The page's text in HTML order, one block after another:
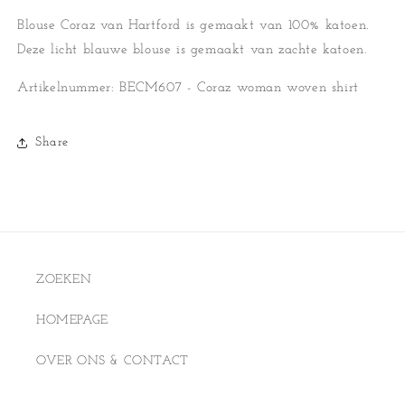
Blouse Coraz van Hartford is gemaakt van 100% katoen.
Deze licht blauwe blouse is gemaakt van zachte katoen.
Artikelnummer: BECM607 - Coraz woman woven shirt
Share
ZOEKEN
HOMEPAGE
OVER ONS & CONTACT